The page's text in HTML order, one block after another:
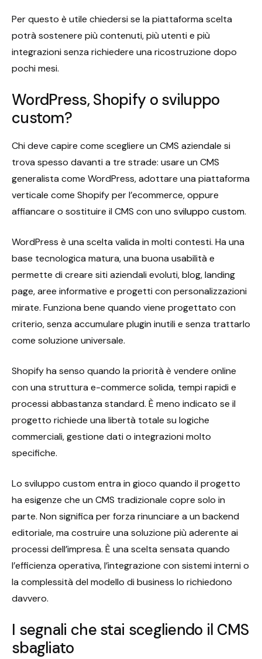
Per questo è utile chiedersi se la piattaforma scelta
potrà sostenere più contenuti, più utenti e più
integrazioni senza richiedere una ricostruzione dopo
pochi mesi.
WordPress, Shopify o sviluppo
custom?
Chi deve capire come scegliere un CMS aziendale si
trova spesso davanti a tre strade: usare un CMS
generalista come WordPress, adottare una piattaforma
verticale come Shopify per l’ecommerce, oppure
affiancare o sostituire il CMS con uno sviluppo custom.
WordPress è una scelta valida in molti contesti. Ha una
base tecnologica matura, una buona usabilità e
permette di creare siti aziendali evoluti, blog, landing
page, aree informative e progetti con personalizzazioni
mirate. Funziona bene quando viene progettato con
criterio, senza accumulare plugin inutili e senza trattarlo
come soluzione universale.
Shopify ha senso quando la priorità è vendere online
con una struttura e-commerce solida, tempi rapidi e
processi abbastanza standard. È meno indicato se il
progetto richiede una libertà totale su logiche
commerciali, gestione dati o integrazioni molto
specifiche.
Lo sviluppo custom entra in gioco quando il progetto
ha esigenze che un CMS tradizionale copre solo in
parte. Non significa per forza rinunciare a un backend
editoriale, ma costruire una soluzione più aderente ai
processi dell’impresa. È una scelta sensata quando
l’efficienza operativa, l’integrazione con sistemi interni o
la complessità del modello di business lo richiedono
davvero.
I segnali che stai scegliendo il CMS
sbagliato